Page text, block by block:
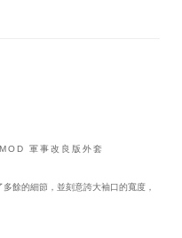
軍事改良版外套
餘的細節，並刻意誇大袖口的寬度，